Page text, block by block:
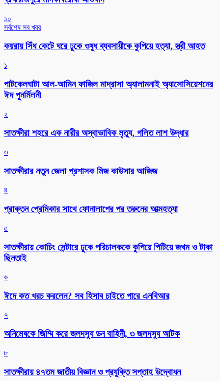
১০
সর্বশেষ সব খবর
কয়রায় সিঁধ কেটে ঘরে ঢুকে ওষুধ ব্যবসায়ীকে কুপিয়ে হত্যা, স্ত্রী আহত
১
পাটকেলঘাটা আল-আমিন ফাজিল মাদ্রাসা অ্যালামনাই অ্যাসোসিয়েশনের
ঈদ পুনর্মিলনী
২
সাতক্ষীরা শহরে এক নারীর অস্বাভাবিক মৃত্যু, গলিত লাশ উদ্ধার
৩
সাতক্ষীরার নতুন জেলা প্রশাসক মিজ কাউসার আজিজ
৪
প্রাক্তন প্রেমিকার সাথে ফোনালাপের পর তরুনের আত্মহত্যা
৫
সাতক্ষীরায় কোচিং সেন্টারে ঢুকে পরিচালককে কুপিয়ে পিটিয়ে জখম ও টাকা
ছিনতাই
৬
ঈদে কত খরচ করলেন? সব হিসাব চাইতে পারে এনবিআর
৭
অনিমেষকে জিম্মি করে জলদস্যু ডন বাহিনী, ৩ জলদস্যু আটক
৮
সাতক্ষীরায় ৪৭তম জাতীয় বিজ্ঞান ও প্রযুক্তি সপ্তাহ উদ্বোধন